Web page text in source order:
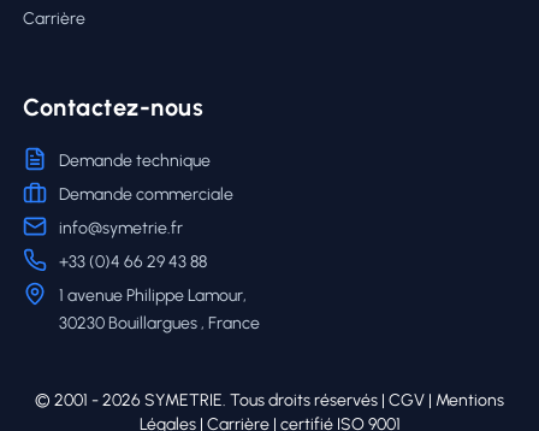
Carrière
Contactez-nous
Demande technique
Demande commerciale
info@symetrie.fr
+33 (0)4 66 29 43 88
1 avenue Philippe Lamour,
30230 Bouillargues , France
© 2001 - 2026 SYMETRIE. Tous droits réservés | CGV | Mentions
Légales| Carrière| certifié ISO 9001